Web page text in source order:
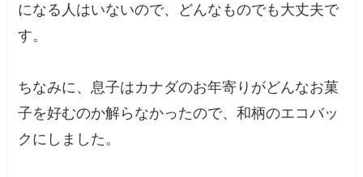
になる人はいないので、どんなものでも大丈夫で
す。
ちなみに、息子はカナダのお年寄りがどんなお菓
子を好むのか解らなかったので、和柄のエコバッ
クにしました。